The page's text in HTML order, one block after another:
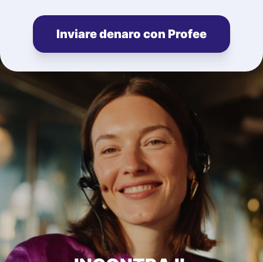
Inviare denaro con Profee